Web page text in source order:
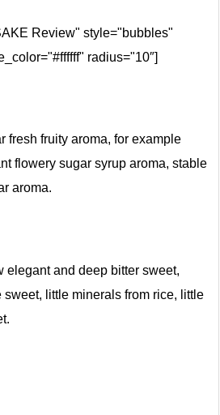
Review" style="bubbles"
radius="10″]
fresh fruity aroma, for example
flowery sugar syrup aroma, stable
aroma.
elegant and deep bitter sweet,
little minerals from rice, little